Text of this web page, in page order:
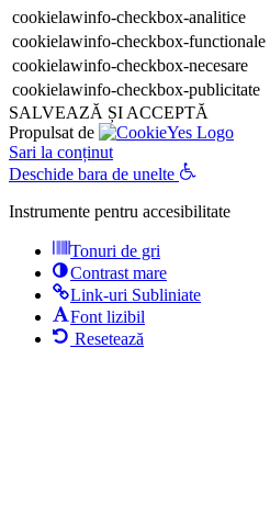
cookielawinfo-checkbox-analitice
cookielawinfo-checkbox-functionale
cookielawinfo-checkbox-necesare
cookielawinfo-checkbox-publicitate
SALVEAZĂ ȘI ACCEPTĂ
Propulsat de
Sari la conținut
Deschide bara de unelte
Instrumente pentru accesibilitate
Tonuri de gri
Contrast mare
Link-uri Subliniate
Font lizibil
Resetează